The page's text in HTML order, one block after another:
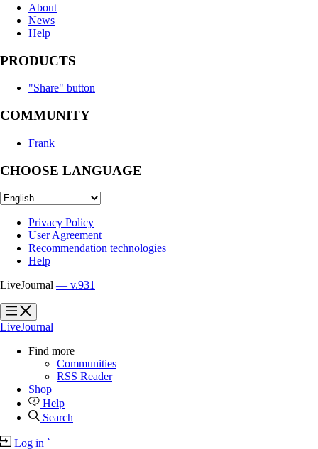
About
News
Help
PRODUCTS
"Share" button
COMMUNITY
Frank
CHOOSE LANGUAGE
Privacy Policy
User Agreement
Recommendation technologies
Help
LiveJournal — v.931
?
?
LiveJournal
Find more
Communities
RSS Reader
Shop
Help
Search
Log in `